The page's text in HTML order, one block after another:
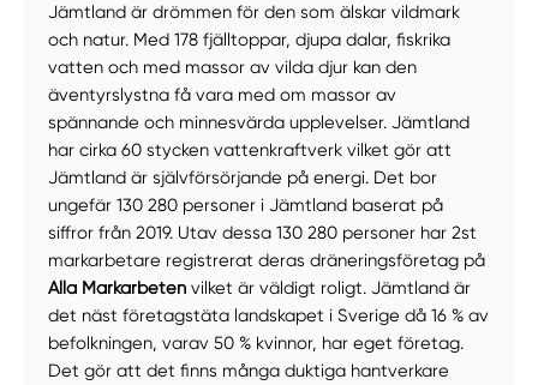
Jämtland är drömmen för den som älskar vildmark
och natur. Med 178 fjälltoppar, djupa dalar, fiskrika
vatten och med massor av vilda djur kan den
äventyrslystna få vara med om massor av
spännande och minnesvärda upplevelser. Jämtland
har cirka 60 stycken vattenkraftverk vilket gör att
Jämtland är självförsörjande på energi. Det bor
ungefär 130 280 personer i Jämtland baserat på
siffror från 2019. Utav dessa 130 280 personer har 2st
markarbetare registrerat deras dräneringsföretag på
Alla Markarbeten vilket är väldigt roligt. Jämtland är
det näst företagstäta landskapet i Sverige då 16 % av
befolkningen, varav 50 % kvinnor, har eget företag.
Det gör att det finns många duktiga hantverkare